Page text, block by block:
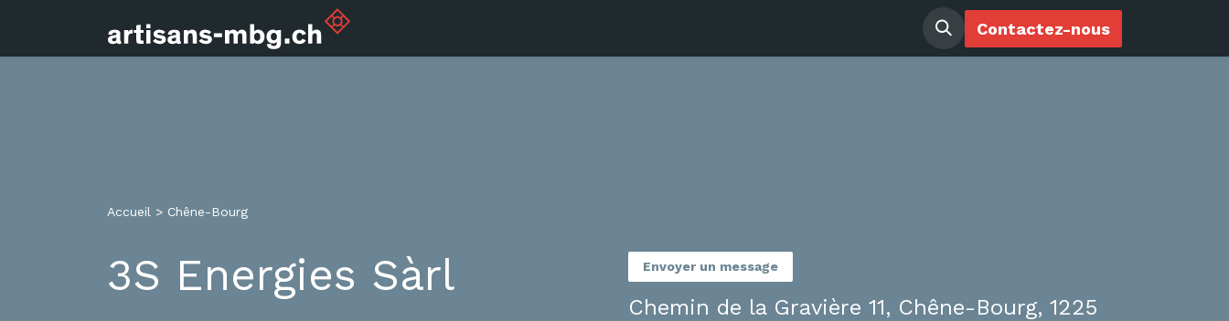
Contactez-nous
Accueil > Chêne-Bourg
3S Energies Sàrl Envoyer un message
Chemin de la Gravière 11, Chêne-Bourg, 1225